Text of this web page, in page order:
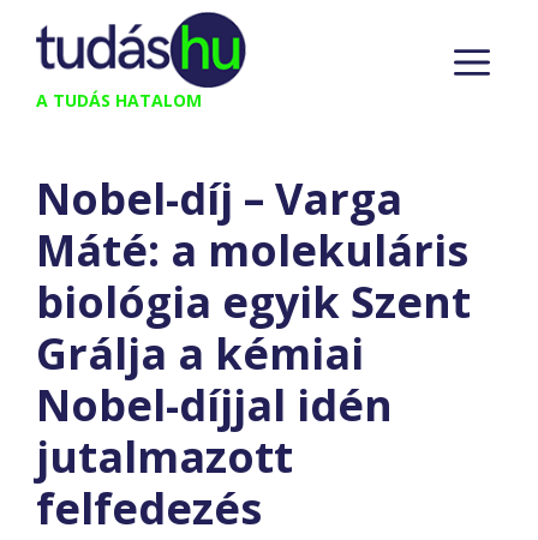
Kilépés
tartalomba
A TUDÁS HATALOM
Nobel-díj – Varga
Máté: a molekuláris
biológia egyik Szent
Grálja a kémiai
Nobel-díjjal idén
jutalmazott
felfedezés